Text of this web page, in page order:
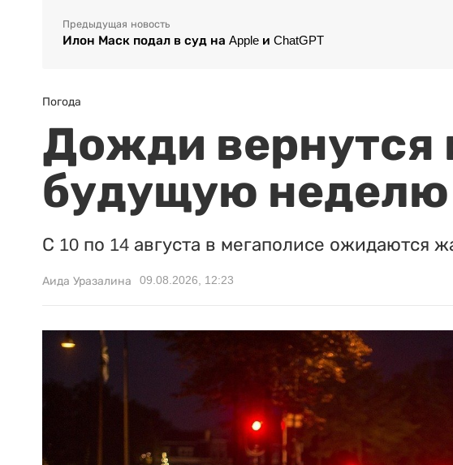
Предыдущая новость
Илон Маск подал в суд на Apple и ChatGPT
Погода
Дожди вернутся
будущую неделю
С 10 по 14 августа в мегаполисе ожидаются
Аида Уразалина 09.08.2026, 12:23